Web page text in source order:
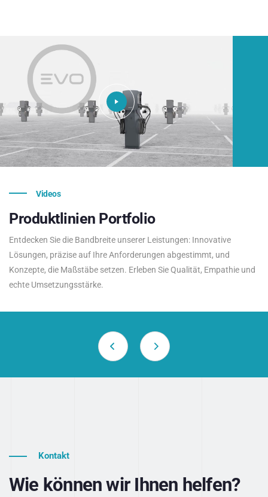
Videos
Produktlinien Portfolio
Entdecken Sie die Bandbreite unserer Leistungen: Innovative
Lösungen, präzise auf Ihre Anforderungen abgestimmt, und
Konzepte, die Maßstäbe setzen. Erleben Sie Qualität, Empathie und
echte Umsetzungsstärke.
Kontakt
Wie können wir Ihnen helfen?